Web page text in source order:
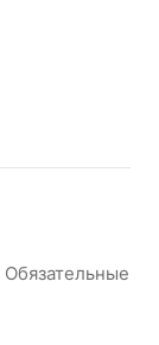
Обязательные